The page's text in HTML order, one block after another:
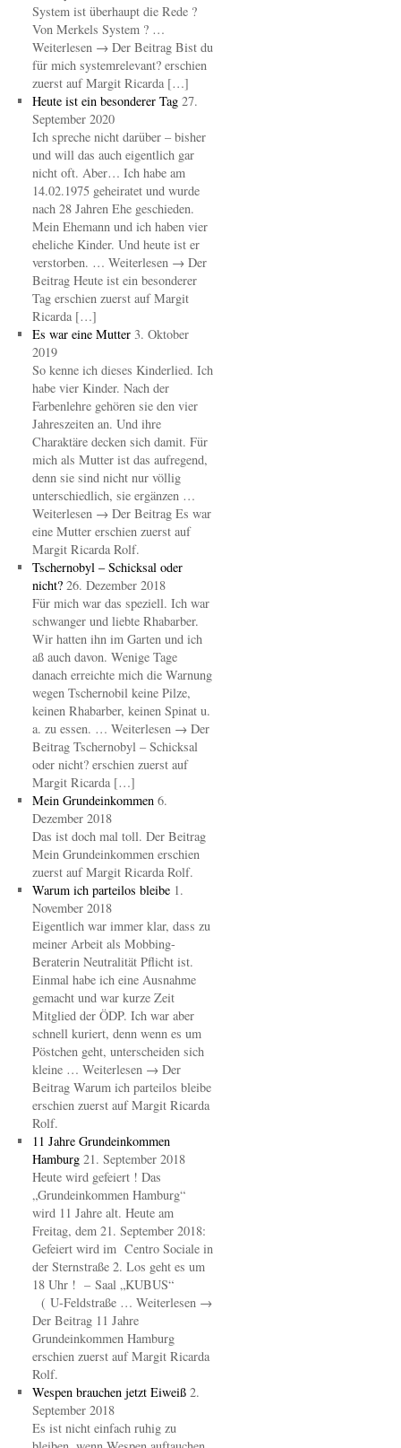
System ist überhaupt die Rede ?
Von Merkels System ? …
Weiterlesen → Der Beitrag Bist du
für mich systemrelevant? erschien
zuerst auf Margit Ricarda […]
Heute ist ein besonderer Tag 27.
September 2020
Ich spreche nicht darüber – bisher
und will das auch eigentlich gar
nicht oft. Aber… Ich habe am
14.02.1975 geheiratet und wurde
nach 28 Jahren Ehe geschieden.
Mein Ehemann und ich haben vier
eheliche Kinder. Und heute ist er
verstorben. … Weiterlesen → Der
Beitrag Heute ist ein besonderer
Tag erschien zuerst auf Margit
Ricarda […]
Es war eine Mutter 3. Oktober
2019
So kenne ich dieses Kinderlied. Ich
habe vier Kinder. Nach der
Farbenlehre gehören sie den vier
Jahreszeiten an. Und ihre
Charaktäre decken sich damit. Für
mich als Mutter ist das aufregend,
denn sie sind nicht nur völlig
unterschiedlich, sie ergänzen …
Weiterlesen → Der Beitrag Es war
eine Mutter erschien zuerst auf
Margit Ricarda Rolf.
Tschernobyl – Schicksal oder
nicht? 26. Dezember 2018
Für mich war das speziell. Ich war
schwanger und liebte Rhabarber.
Wir hatten ihn im Garten und ich
aß auch davon. Wenige Tage
danach erreichte mich die Warnung
wegen Tschernobil keine Pilze,
keinen Rhabarber, keinen Spinat u.
a. zu essen. … Weiterlesen → Der
Beitrag Tschernobyl – Schicksal
oder nicht? erschien zuerst auf
Margit Ricarda […]
Mein Grundeinkommen 6.
Dezember 2018
Das ist doch mal toll. Der Beitrag
Mein Grundeinkommen erschien
zuerst auf Margit Ricarda Rolf.
Warum ich parteilos bleibe 1.
November 2018
Eigentlich war immer klar, dass zu
meiner Arbeit als Mobbing-
Beraterin Neutralität Pflicht ist.
Einmal habe ich eine Ausnahme
gemacht und war kurze Zeit
Mitglied der ÖDP. Ich war aber
schnell kuriert, denn wenn es um
Pöstchen geht, unterscheiden sich
kleine … Weiterlesen → Der
Beitrag Warum ich parteilos bleibe
erschien zuerst auf Margit Ricarda
Rolf.
11 Jahre Grundeinkommen
Hamburg 21. September 2018
Heute wird gefeiert ! Das
„Grundeinkommen Hamburg“
wird 11 Jahre alt. Heute am
Freitag, dem 21. September 2018:
Gefeiert wird im Centro Sociale in
der Sternstraße 2. Los geht es um
18 Uhr ! – Saal „KUBUS“
( U-Feldstraße … Weiterlesen →
Der Beitrag 11 Jahre
Grundeinkommen Hamburg
erschien zuerst auf Margit Ricarda
Rolf.
Wespen brauchen jetzt Eiweiß 2.
September 2018
Es ist nicht einfach ruhig zu